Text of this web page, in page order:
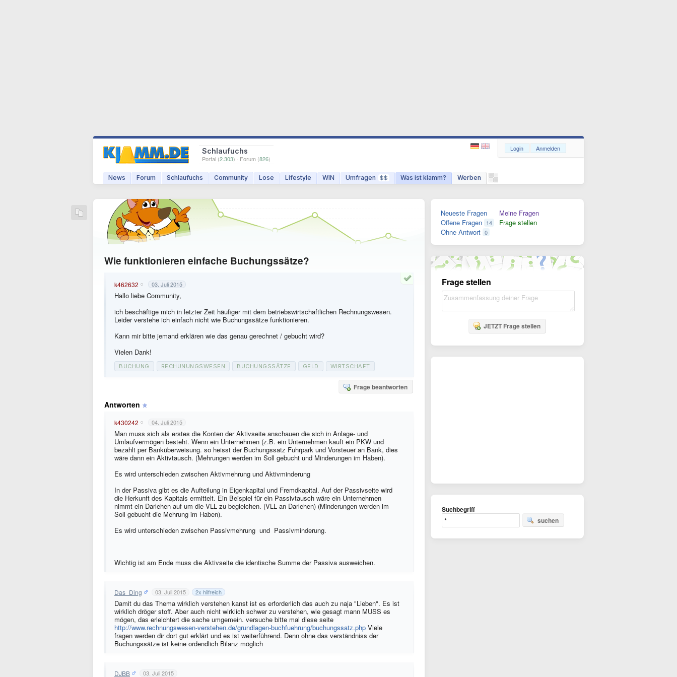
Schlaufuchs
Portal (2.303) · Forum (826)
News Forum Schlaufuchs Community Lose Lifestyle WIN Umfragen $$ Was ist klamm? Werben
Login Anmelden
Wie funktionieren einfache Buchungssätze?
k462632 03. Juli 2015
Hallo liebe Community,
ich beschäftige mich in letzter Zeit häufiger mit dem betriebswirtschaftlichen Rechnungswesen.
Leider verstehe ich einfach nicht wie Buchungssätze funktionieren.
Kann mir bitte jemand erklären wie das genau gerechnet / gebucht wird?
Vielen Dank!
BUCHUNG RECHUNUNGSWESEN BUCHUNGSSÄTZE GELD WIRTSCHAFT
Frage beantworten
Antworten
k430242 04. Juli 2015
Man muss sich als erstes die Konten der Aktivseite anschauen die sich in Anlage- und
Umlaufvermögen besteht. Wenn ein Unternehmen (z.B. ein Unternehmen kauft ein PKW und
bezahlt per Banküberweisung. so heisst der Buchungssatz Fuhrpark und Vorsteuer an Bank, dies
wäre dann ein Aktivtausch. (Mehrungen werden im Soll gebucht und Minderungen im Haben).
Es wird unterschieden zwischen Aktivmehrung und Aktivminderung
In der Passiva gibt es die Aufteilung in Eigenkapital und Fremdkapital. Auf der Passivseite wird
die Herkunft des Kapitals ermittelt. Ein Beispiel für ein Passivtausch wäre ein Unternehmen
nimmt ein Darlehen auf um die VLL zu begleichen. (VLL an Darlehen) (Minderungen werden im
Soll gebucht die Mehrung im Haben).
Es wird unterschieden zwischen Passivmehrung und Passivminderung.
Wichtig ist am Ende muss die Aktivseite die identische Summe der Passiva ausweichen.
Das_Ding 03. Juli 2015 2x hilfreich
Damit du das Thema wirklich verstehen kanst ist es erforderlich das auch zu naja "Lieben". Es ist
wirklich dröger stoff. Aber auch nicht wirklich schwer zu verstehen, wie gesagt mann MUSS es
mögen, das erleichtert die sache umgemein. versuche bitte mal diese seite
http://www.rechnungswesen-verstehen.de/grundlagen-buchfuehrung/buchungssatz.php Viele
fragen werden dir dort gut erklärt und es ist weiterführend. Denn ohne das verständniss der
Buchungssätze ist keine ordendlich Bilanz möglich
DJBB 03. Juli 2015
Neueste Fragen
Offene Fragen 14
Ohne Antwort 0
Meine Fragen
Frage stellen
Frage stellen
JETZT Frage stellen
Suchbegriff
suchen